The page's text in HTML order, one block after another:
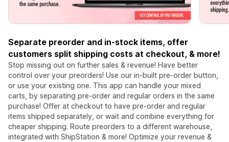
Separate preorder and in-stock items, offer
customers split shipping costs at checkout, & more!
Stop missing out on further sales & revenue! Have better
control over your preorders! Use our in-built pre-order button,
or use your existing one. This app can handle your mixed
carts, by separating pre-order and regular orders in the same
purchase! Offer at checkout to have pre-order and regular
items shipped separately, or wait and combine everything for
cheaper shipping. Route preorders to a different warehouse,
integrated with ShipStation & more! Optimize your revenue &